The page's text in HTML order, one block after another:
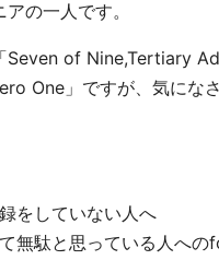
の一人です。
Seven of Nine,Tertiary
One」ですが、気になさ
をしていない人へ
無駄と思っている人へ